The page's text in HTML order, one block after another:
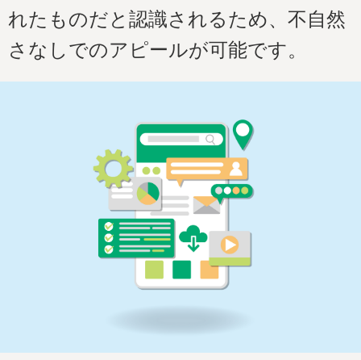
れたものだと認識されるため、不自然
さなしでのアピールが可能です。